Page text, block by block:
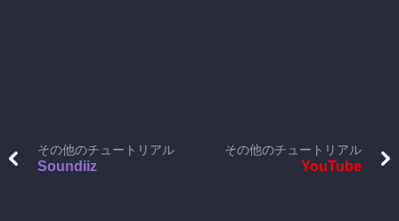
その他のチュートリアル
Soundiiz
その他のチュートリアル
YouTube